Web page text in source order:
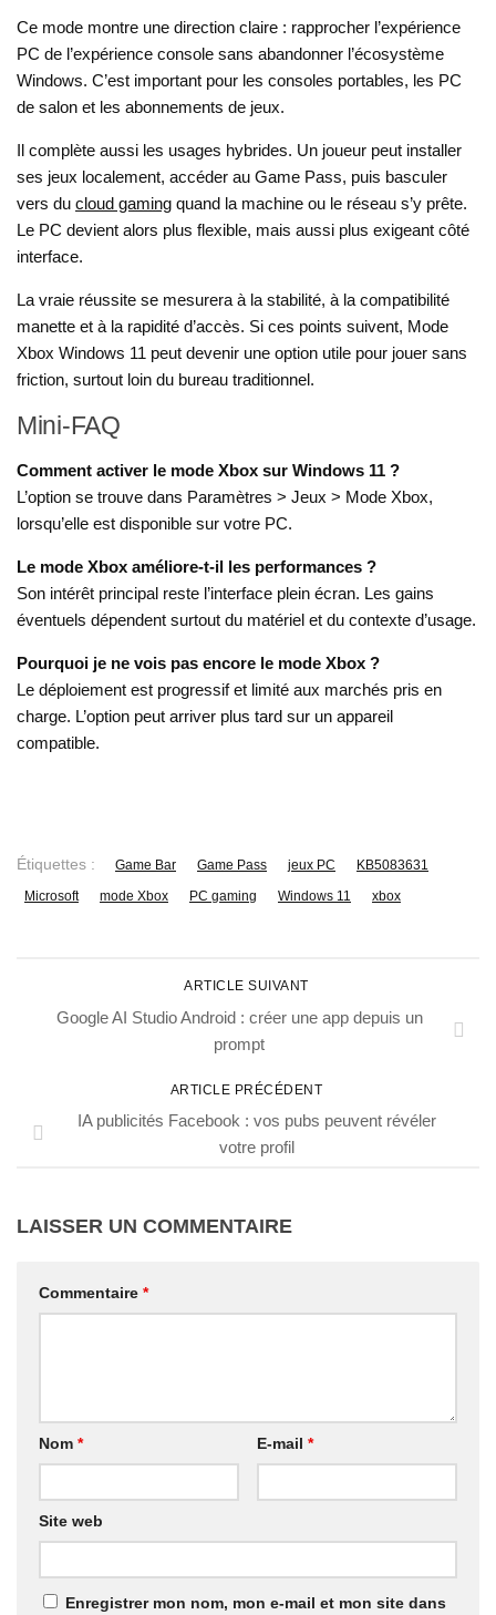
Ce mode montre une direction claire : rapprocher l’expérience
PC de l’expérience console sans abandonner l’écosystème
Windows. C’est important pour les consoles portables, les PC
de salon et les abonnements de jeux.
Il complète aussi les usages hybrides. Un joueur peut installer
ses jeux localement, accéder au Game Pass, puis basculer
vers du cloud gaming quand la machine ou le réseau s’y prête.
Le PC devient alors plus flexible, mais aussi plus exigeant côté
interface.
La vraie réussite se mesurera à la stabilité, à la compatibilité
manette et à la rapidité d’accès. Si ces points suivent, Mode
Xbox Windows 11 peut devenir une option utile pour jouer sans
friction, surtout loin du bureau traditionnel.
Mini-FAQ
Comment activer le mode Xbox sur Windows 11 ?
L’option se trouve dans Paramètres > Jeux > Mode Xbox,
lorsqu’elle est disponible sur votre PC.
Le mode Xbox améliore-t-il les performances ?
Son intérêt principal reste l’interface plein écran. Les gains
éventuels dépendent surtout du matériel et du contexte d’usage.
Pourquoi je ne vois pas encore le mode Xbox ?
Le déploiement est progressif et limité aux marchés pris en
charge. L’option peut arriver plus tard sur un appareil
compatible.
Étiquettes : Game Bar Game Pass jeux PC
KB5083631
Microsoft
mode Xbox PC gaming Windows 11 xbox
ARTICLE SUIVANT
Google AI Studio Android : créer une app depuis un
prompt
ARTICLE PRÉCÉDENT
IA publicités Facebook : vos pubs peuvent révéler
votre profil
LAISSER UN COMMENTAIRE
Commentaire *
Nom * E-mail *
Site web
Enregistrer mon nom, mon e-mail et mon site dans